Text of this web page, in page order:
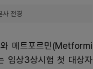
사 전경
와 메트포르민(Metformi
임상3상시험 첫 대상자